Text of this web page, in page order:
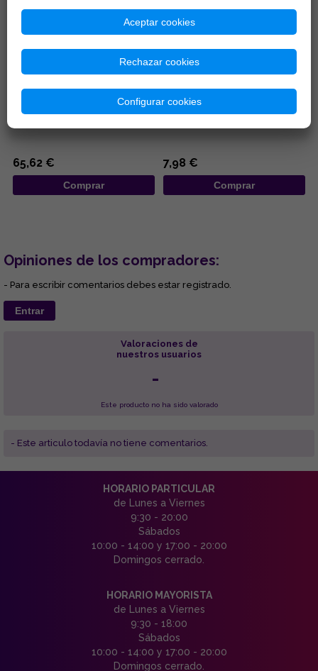
COLGANTE PLATA MISU-
65,62 €
Comprar
COLGANTE ACERO LOBO
AULLANDO SOBRE LUNA CON
7,98 €
Comprar
Opiniones de los compradores:
- Para escribir comentarios debes estar registrado.
Entrar
Valoraciones de
nuestros usuarios
-
Este producto no ha sido valorado
- Este articulo todavía no tiene comentarios.
HORARIO PARTICULAR
de Lunes a Viernes
9:30 - 20:00
Sábados
10:00 - 14:00 y 17:00 - 20:00
Domingos cerrado.
HORARIO MAYORISTA
de Lunes a Viernes
9:30 - 18:00
Sábados
10:00 - 14:00 y 17:00 - 20:00
Domingos cerrado.
Aceptar cookies
Rechazar cookies
Configurar cookies